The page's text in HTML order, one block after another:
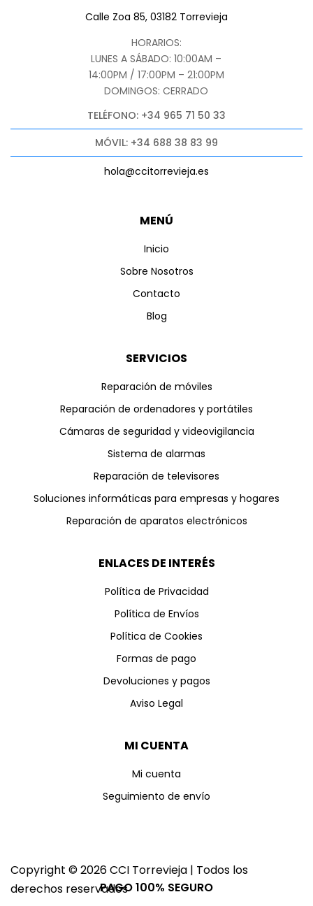
MENÚ
Inicio
Sobre Nosotros
Contacto
Blog
SERVICIOS
Reparación de móviles
Reparación de ordenadores y portátiles
Cámaras de seguridad y videovigilancia
Sistema de alarmas
Reparación de televisores
Soluciones informáticas para empresas y hogares
Reparación de aparatos electrónicos
ENLACES DE INTERÉS
Política de Privacidad
Política de Envíos
Política de Cookies
Formas de pago
Devoluciones y pagos
Aviso Legal
MI CUENTA
Mi cuenta
Seguimiento de envío
Calle Zoa 85, 03182 Torrevieja
HORARIOS:
LUNES A SÁBADO: 10:00AM –
14:00PM / 17:00PM – 21:00PM
DOMINGOS: CERRADO
TELÉFONO: +34 965 71 50 33
MÓVIL: +34 688 38 83 99
hola@ccitorrevieja.es
Copyright © 2026 CCI Torrevieja | Todos los
derechos reservadosPAGO 100% SEGURO